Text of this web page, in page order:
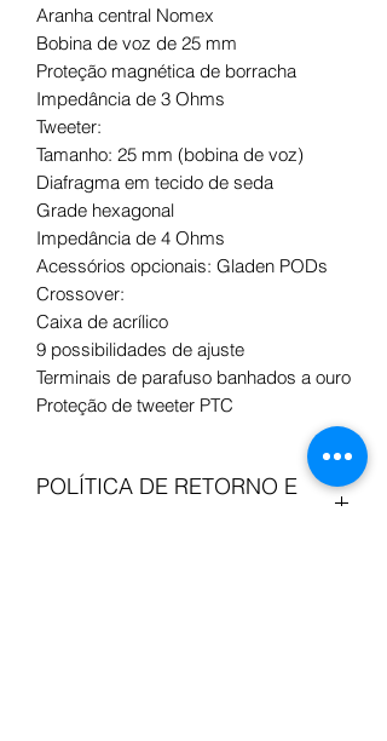
Aranha central Nomex
Bobina de voz de 25 mm
Proteção magnética de borracha
Impedância de 3 Ohms
Tweeter:
Tamanho: 25 mm (bobina de voz)
Diafragma em tecido de seda
Grade hexagonal
Impedância de 4 Ohms
Acessórios opcionais: Gladen PODs
Crossover:
Caixa de acrílico
9 possibilidades de ajuste
Terminais de parafuso banhados a ouro
Proteção de tweeter PTC
POLÍTICA DE RETORNO E